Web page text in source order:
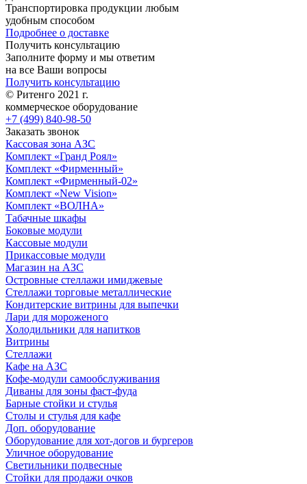
Транспортировка продукции любым
удобным способом
Подробнее о доставке
Получить консультацию
Заполните форму и мы ответим
на все Ваши вопросы
Получить консультацию
© Ритенго 2021 г.
коммерческое оборудование
+7 (499) 840-98-50
Заказать звонок
Кассовая зона АЗС
Комплект «Гранд Роял»
Комплект «Фирменный»
Комплект «Фирменный-02»
Комплект «New Vision»
Комплект «ВОЛНА»
Табачные шкафы
Боковые модули
Кассовые модули
Прикассовые модули
Магазин на АЗС
Островные стеллажи имиджевые
Стеллажи торговые металлические
Кондитерские витрины для выпечки
Лари для мороженого
Холодильники для напитков
Витрины
Стеллажи
Кафе на АЗС
Кофе-модули самообслуживания
Диваны для зоны фаст-фуда
Барные стойки и стулья
Столы и стулья для кафе
Доп. оборудование
Оборудование для хот-догов и бургеров
Уличное оборудование
Светильники подвесные
Стойки для продажи очков